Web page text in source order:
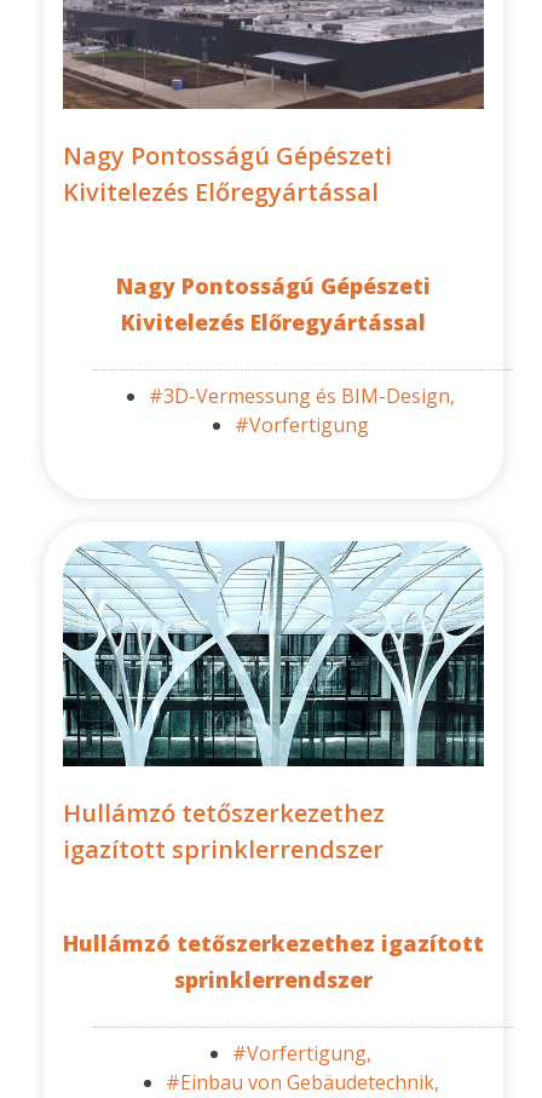
Nagy Pontosságú Gépészeti
Kivitelezés Előregyártással
Nagy Pontosságú Gépészeti
Kivitelezés Előregyártással
#3D-Vermessung és BIM-Design,
#Vorfertigung
Hullámzó tetőszerkezethez
igazított sprinklerrendszer
Hullámzó tetőszerkezethez igazított
sprinklerrendszer
#Vorfertigung,
#Einbau von Gebäudetechnik,